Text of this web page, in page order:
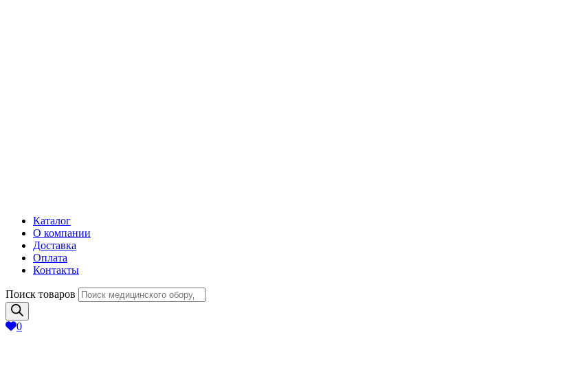
Каталог
О компании
Доставка
Оплата
Контакты
Поиск товаров
0